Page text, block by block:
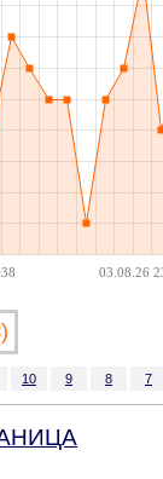
03.08.26
10 9 8 7